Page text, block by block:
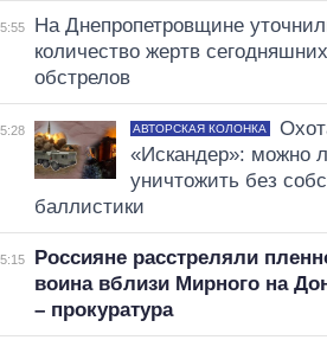
На Днепропетровщине
количество жертв сегодняшних
обстрелов
АВТОРСКАЯ КОЛОНКА
«Искандер»: можно
уничтожить без
баллистики
Россияне расстреляли
воина вблизи Мирного на
– прокуратура